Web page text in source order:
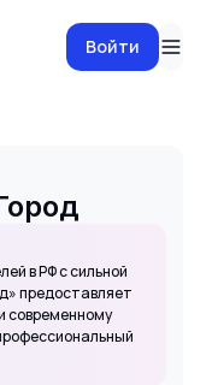
Войти
в РФ с сильной
предоставляет
современному